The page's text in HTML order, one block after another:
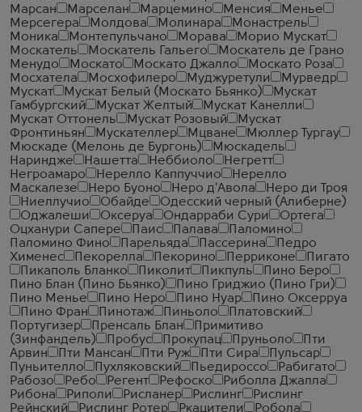
Марсан
Марселан Марцемино Менсия
Менье
Мерсегера
Молдова Молинара
Монастрель
Моника
Монтепульчано Морава
Морио Мускат
Москатель
Москатель Гальего
Москатель де Грано
Менудо
Москато Москато Джалло
Москато Роза
Мосхатела
Мосхофилеро Муджуретули
Мурведр
Мускат
Мускат Белый (Москато Бьянко)
Мускат
Гамбургский
Мускат Желтый
Мускат Канелли
Мускат Оттонель
Мускат Розовый
Мускат
Фронтиньян
Мускателлер Мцване
Мюллер Тургау
Мюскаде (Мелонь де Бургонь)
Мюскадель
Нариндже
Нашетта Неббиоло
Негретт
Негроамаро
Нерелло Каппуччио
Нерелло
Маскалезе
Неро Буоно Неро д'Авола
Неро ди Троя
Ниеллучио
Обайде
Одесский черный (Алиберне)
Оджалеши
Оксеруа Ондарраби Сури
Ортега
Оцханури Сапере
Паис Палава
Паломино
Паломино Фино
Парельяда Пассерина
Педро
Хименес
Пекорелла Пекорино Перриконе
Пигато
Пикаполь Бланко
Пиколит Пикпуль
Пино Беро
Пино Блан (Пино Бьянко)
Пино Гриджио (Пино Гри)
Пино Менье
Пино Неро Пино Нуар
Пино Оксерруа
Пино Фран
Пинотаж Пиньоло
Платовский
Португизер
Пренсаль Блан
Примитиво
(Зинфандель)
Пробус Прокупац Пруньоло
Пти
Арвин
Пти Мансан Пти Руж Пти Сира
Пульсар
Пуньителло
Пухляковский Пьедироссо
Рабигато
Рабозо
Ребо Регент Рефоско
Риболла Джалла
Рибона
Риполи Рисланер Рислинг
Рислинг
Рейнский
Рислинг Ротер Ркацители
Робола